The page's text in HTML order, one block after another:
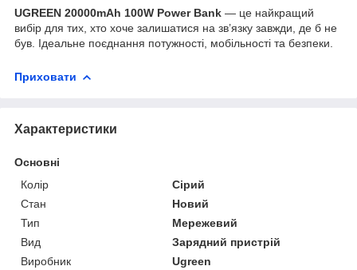
UGREEN 20000mAh 100W Power Bank — це найкращий
вибір для тих, хто хоче залишатися на зв’язку завжди, де б не
був. Ідеальне поєднання потужності, мобільності та безпеки.
Приховати
Характеристики
Основні
Колір
Сірий
Стан
Новий
Тип
Мережевий
Вид
Зарядний пристрій
Виробник
Ugreen